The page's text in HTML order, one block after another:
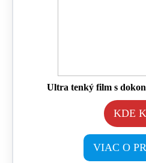
Ultra tenký film s
KDE
VIAC O